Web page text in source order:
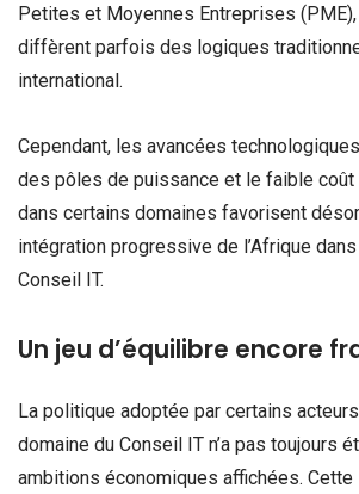
Petites et Moyennes Entreprises
diffèrent parfois des logiques
international.
Cependant, les avancées
des pôles de puissance et le faible coût
dans certains domaines favorisent
intégration progressive de l’Afrique
Conseil IT.
Un jeu d’équilibre encore
La politique adoptée par certains
domaine du Conseil IT n’a pas toujours
ambitions économiques affichées. Cette